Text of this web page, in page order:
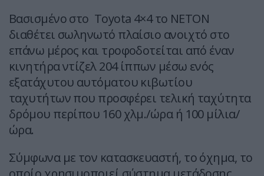
Βασισμένο στο Toyota 4×4 το ΝΕΤΟΝ
διαθέτει σωληνωτό πλαίσιο ανοιχτό στο
επάνω μέρος και τροφοδοτείται από έναν
κινητήρα ντίζελ 204 ίππων μέσω ενός
εξατάχυτου αυτόματου κιβωτίου
ταχυτήτων που προσφέρει τελική ταχύτητα
δρόμου περίπου 160 χλμ./ώρα ή 100 μίλια/
ώρα.
Σύμφωνα με τον κατασκευαστή, το όχημα, το